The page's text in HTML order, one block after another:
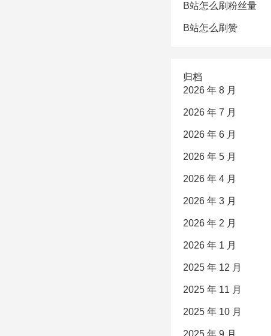
B站怎么刷粉丝量
B站怎么刷赞
归档
2026 年 8 月
2026 年 7 月
2026 年 6 月
2026 年 5 月
2026 年 4 月
2026 年 3 月
2026 年 2 月
2026 年 1 月
2025 年 12 月
2025 年 11 月
2025 年 10 月
2025 年 9 月